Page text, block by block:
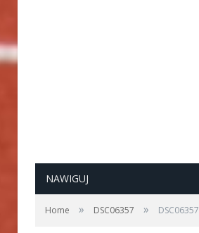
NAWIGUJ
Home » DSC06357 » DSC06357